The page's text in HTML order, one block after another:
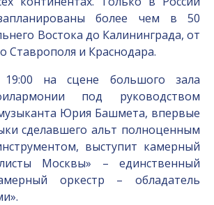
более чем в 50
Востока до Калининграда, от
Ставрополя и Краснодара.
на сцене большого зала
под руководством
Юрия Башмета, впервые
сделавшего альт полноценным
выступит камерный
Москвы» – единственный
оркестр – обладатель